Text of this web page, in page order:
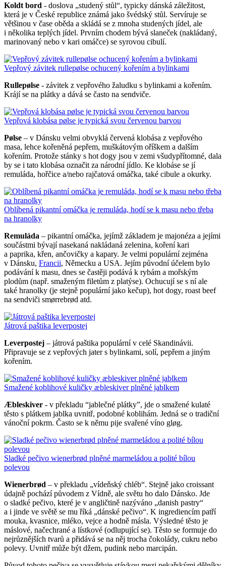
Koldt bord - doslova „studený stůl“, typicky dánská záležitost,
která je v České republice známá jako švédský stůl. Servíruje se
většinou v čase oběda a skládá se z mnoha studených jídel, ale
i několika teplých jídel. Prvním chodem bývá slaneček (nakládaný,
marinovaný nebo v kari omáčce) se syrovou cibulí.
Vepřový závitek rullepølse ochucený kořením a bylinkami
Rullepølse - závitek z vepřového žaludku s bylinkami a kořením.
Krájí se na plátky a dává se často na sendviče.
Vepřová klobása pølse je typická svou červenou barvou
Pølse – v Dánsku velmi obvyklá červená klobása z vepřového
masa, lehce kořeněná pepřem, muškátovým oříškem a dalším
kořením. Protože stánky s hot dogy jsou v zemi všudypřítomné, dala
by se i tato klobása označit za národní jídlo. Ke klobáse se jí
remuláda, hořčice a/nebo rajčatová omáčka, také cibule a okurky.
Oblíbená pikantní omáčka je remuláda, hodí se k masu nebo třeba
na hranolky
Remuláda – pikantní omáčka, jejímž základem je majonéza a jejími
součástmi bývají nasekaná nakládaná zelenina, koření kari
a paprika, křen, ančovičky a kapary. Je velmi populární zejména
v Dánsku, Francii, Německu a USA. Jejím původní účelem bylo
podávání k masu, dnes se častěji podává k rybám a mořským
plodům (např. smaženým filetům z platýse). Ochucují se s ní ale
také hranolky (je stejně populární jako kečup), hot dogy, roast beef
na sendviči smørrebrød atd.
Játrová paštika leverpostej
Leverpostej – játrová paštika populární v celé Skandinávii.
Připravuje se z vepřových jater s bylinkami, solí, pepřem a jiným
kořením.
Smažené koblihové kuličky æbleskiver plněné jablkem
Æbleskiver - v překladu “jablečné plátky”, jde o smažené kulaté
těsto s plátkem jablka uvnitř, podobné koblihám. Jedná se o tradiční
vánoční pokrm. Často se k němu pije svařené víno gløg.
Sladké pečivo wienerbrød plněné marmeládou a polité bílou
polevou
Wienerbrød – v překladu „vídeňský chléb“. Stejně jako croissant
údajně pochází původem z Vídně, ale světu ho dalo Dánsko. Jde
o sladké pečivo, které je v angličtině nazýváno „danish pastry“
a i jinde ve světě se mu říká „dánské pečivo“. K ingrediencím patří
mouka, kvasnice, mléko, vejce a hodně másla. Výsledné těsto je
máslové, načechrané a lístkové (odlupující se). Těsto se formuje do
nejrůznějších tvarů a přidává se na něj trocha čokolády, cukru nebo
polevy. Uvnitř může být džem, pudink nebo marcipán.